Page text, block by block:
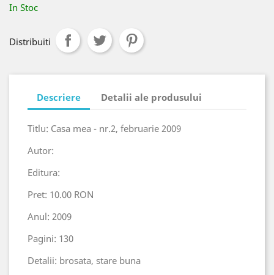
In Stoc
Distribuiti
Descriere Detalii ale produsului
Titlu: Casa mea - nr.2, februarie 2009
Autor:
Editura:
Pret: 10.00 RON
Anul: 2009
Pagini: 130
Detalii: brosata, stare buna